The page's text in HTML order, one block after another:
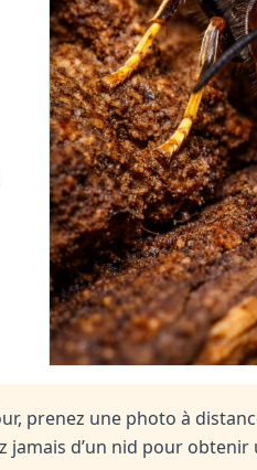
prenez une photo à
jamais d’un nid pour